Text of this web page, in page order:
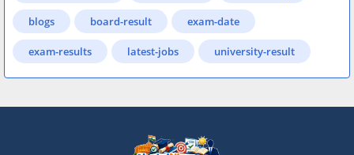
blogs board-result exam-date
exam-results latest-jobs university-result